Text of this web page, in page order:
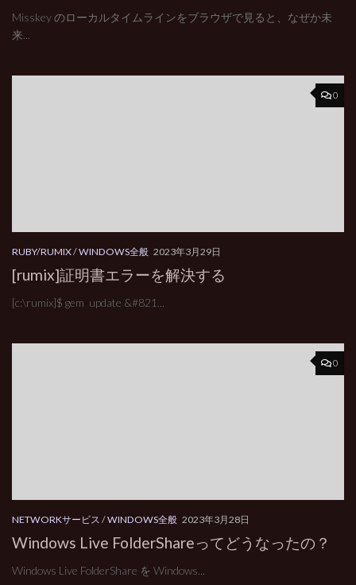
Misskey のローカルタイムラインをブラウザで見ると、なぜか未
来...
0
RUBY/RUMIX/WINDOWS全般 2023年3月29日
[rumix]証明書エラーを解決する
[c:\rumix]$ gem update &#821...
0
NETWORKサービス /WINDOWS全般 2023年3月28日
Windows Live FolderShareってどうなったの？
Windows Live FolderShare を Windows...